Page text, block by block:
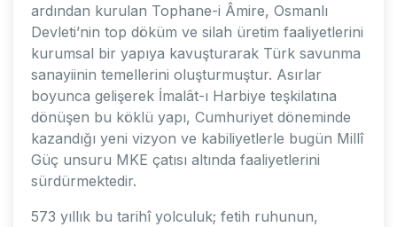
ardından kurulan Tophane-i Âmire, Osmanlı
Devleti’nin top döküm ve silah üretim faaliyetlerini
kurumsal bir yapıya kavuşturarak Türk savunma
sanayiinin temellerini oluşturmuştur. Asırlar
boyunca gelişerek İmalât-ı Harbiye teşkilatına
dönüşen bu köklü yapı, Cumhuriyet döneminde
kazandığı yeni vizyon ve kabiliyetlerle bugün Millî
Güç unsuru MKE çatısı altında faaliyetlerini
sürdürmektedir.
573 yıllık bu tarihî yolculuk; fetih ruhunun,